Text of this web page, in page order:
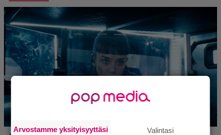
Arvostamme yksityisyyttäsi Valintasi